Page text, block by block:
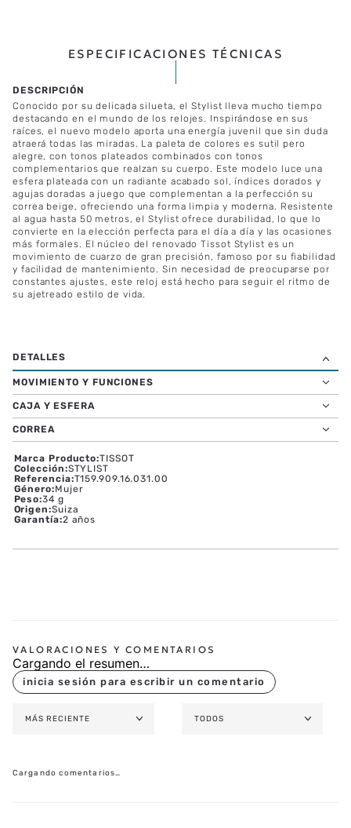
ESPECIFICACIONES TÉCNICAS
Conocido por su delicada silueta, el Stylist lleva mucho tiempo
destacando en el mundo de los relojes. Inspirándose en sus
raíces, el nuevo modelo aporta una energía juvenil que sin duda
atraerá todas las miradas. La paleta de colores es sutil pero
alegre, con tonos plateados combinados con tonos
complementarios que realzan su cuerpo. Este modelo luce una
esfera plateada con un radiante acabado sol, índices dorados y
agujas doradas a juego que complementan a la perfección su
correa beige, ofreciendo una forma limpia y moderna. Resistente
al agua hasta 50 metros, el Stylist ofrece durabilidad, lo que lo
convierte en la elección perfecta para el día a día y las ocasiones
más formales. El núcleo del renovado Tissot Stylist es un
movimiento de cuarzo de gran precisión, famoso por su fiabilidad
y facilidad de mantenimiento. Sin necesidad de preocuparse por
constantes ajustes, este reloj está hecho para seguir el ritmo de
su ajetreado estilo de vida.
MOVIMIENTO Y FUNCIONES
CAJA Y ESFERA
CORREA
Marca Producto:TISSOT
Colección:STYLIST
Referencia:T159.909.16.031.00
Género:Mujer
Peso:34 g
Origen:Suiza
Garantía:2 años
Cargando el resumen…
MÁS RECIENTE TODOS
Cargando comentarios…